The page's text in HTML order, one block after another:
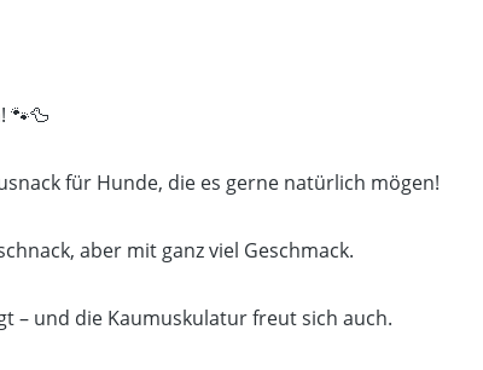
🐾🦆
für Hunde, die es gerne natürlich mögen!
aber mit ganz viel Geschmack.
– und die Kaumuskulatur freut sich auch.